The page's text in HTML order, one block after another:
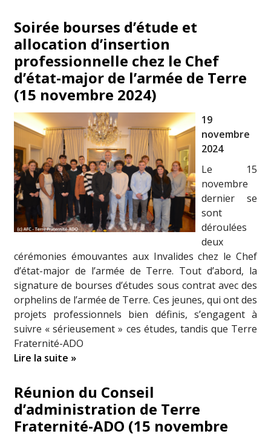
Soirée bourses d’étude et
allocation d’insertion
professionnelle chez le Chef
d’état-major de l’armée de Terre
(15 novembre 2024)
19
novembre
2024
Le 15
novembre
dernier se
sont
déroulées
deux
cérémonies émouvantes aux Invalides chez le Chef
d’état-major de l’armée de Terre. Tout d’abord, la
signature de bourses d’études sous contrat avec des
orphelins de l’armée de Terre. Ces jeunes, qui ont des
projets professionnels bien définis, s’engagent à
suivre « sérieusement » ces études, tandis que Terre
Fraternité-ADO
Lire la suite »
Réunion du Conseil
d’administration de Terre
Fraternité-ADO (15 novembre